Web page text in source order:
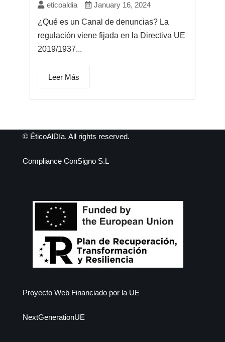
eticoaldia
January 16, 2024
¿Qué es un Canal de denuncias? La
regulación viene fijada en la Directiva UE
2019/1937...
Leer Más
© ÉticoAlDía. All rights reserved.
Compliance ConSigno S.L
Proyecto Web Financiado por la UE
NextGenerationUE